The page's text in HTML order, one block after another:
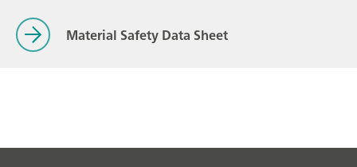
Material Safety Data Sheet